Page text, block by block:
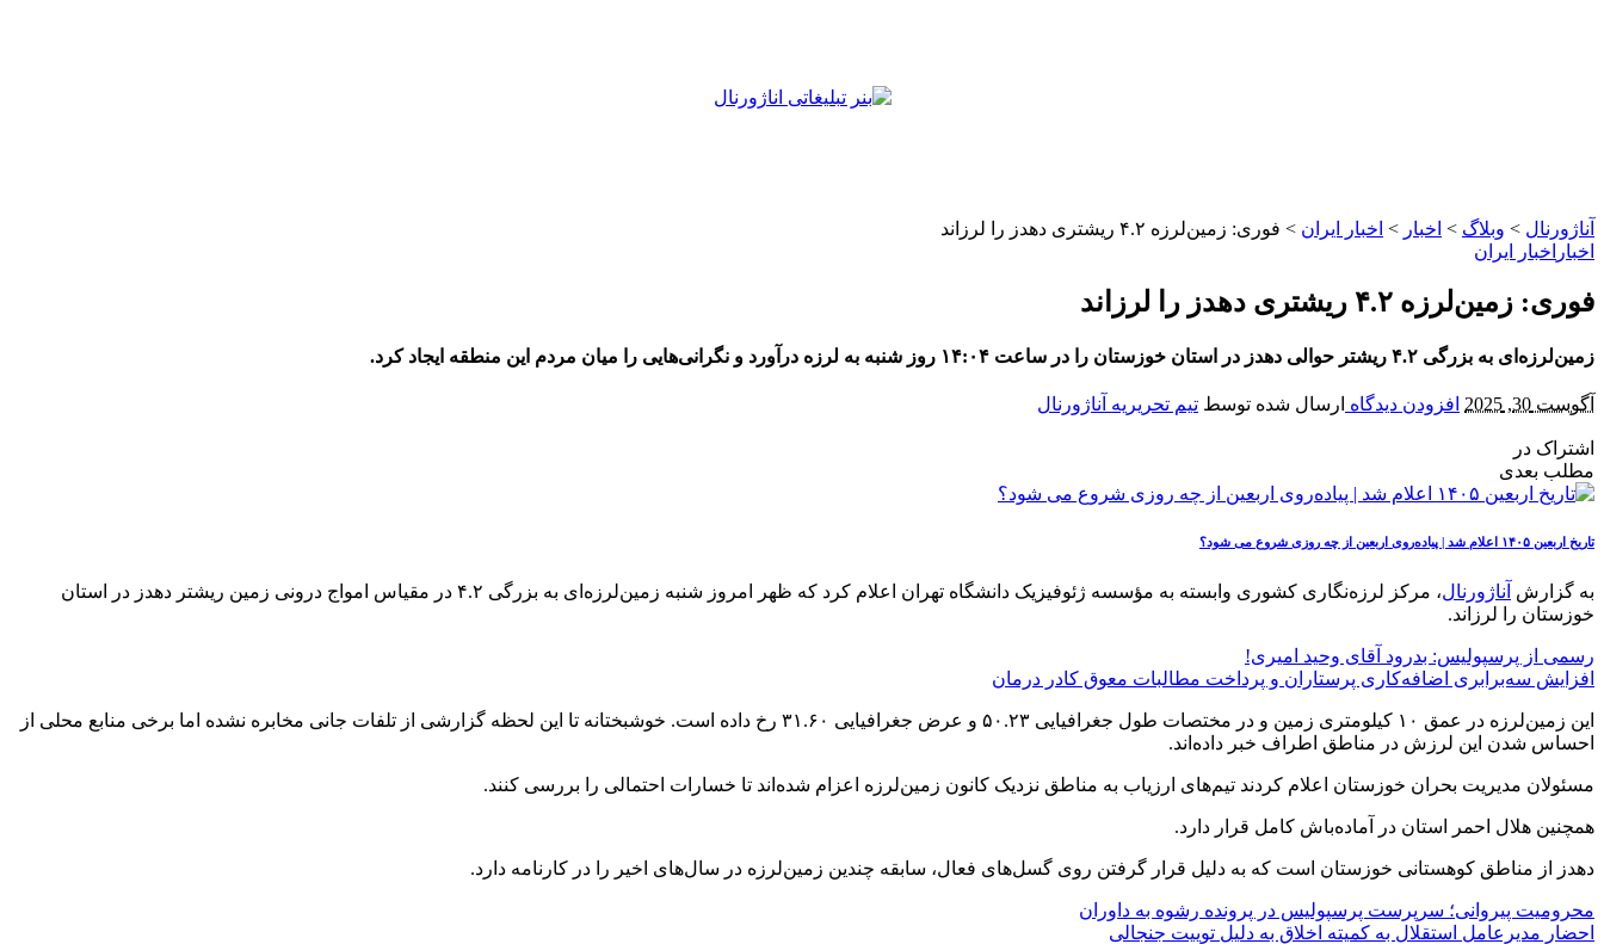
آناژورنال > وبلاگ > اخبار > اخبار ایران > فوری: زمین‌لرزه ۴.۲ ریشتری دهدز را لرزاند
اخبار اخبار ایران
فوری: زمین‌لرزه ۴.۲ ریشتری دهدز را لرزاند
زمین‌لرزه‌ای به بزرگی ۴.۲ ریشتر حوالی دهدز در استان خوزستان را در ساعت ۱۴:۰۴ روز شنبه به لرزه درآورد و نگرانی‌هایی را میان مردم این منطقه ایجاد کرد.
آگوست 30, 2025 افزودن دیدگاه ارسال شده توسط تیم تحریریه آناژورنال
اشتراک در
مطلب بعدی
تاریخ اربعین ۱۴۰۵ اعلام شد | پیاده‌روی اربعین از چه روزی شروع می‌ شود؟
به گزارش آناژورنال
، مرکز لرزه‌نگاری کشوری وابسته به مؤسسه ژئوفیزیک دانشگاه تهران اعلام کرد که ظهر امروز شنبه زمین‌لرزه‌ای به بزرگی ۴.۲ در مقیاس امواج درونی زمین ریشتر دهدز در استان
خوزستان را لرزاند.
رسمی از پرسپولیس: بدرود آقای وحید امیری!
افزایش سه‌برابری اضافه‌کاری پرستاران و پرداخت مطالبات معوق کادر درمان
این زمین‌لرزه در عمق ۱۰ کیلومتری زمین و در مختصات طول جغرافیایی ۵۰.۲۳ و عرض جغرافیایی ۳۱.۶۰ رخ داده است. خوشبختانه تا این لحظه گزارشی از تلفات جانی مخابره نشده اما برخی منابع محلی از
احساس شدن این لرزش در مناطق اطراف خبر داده‌اند.
مسئولان مدیریت بحران خوزستان اعلام کردند تیم‌های ارزیاب به مناطق نزدیک کانون زمین‌لرزه اعزام شده‌اند تا خسارات احتمالی را بررسی کنند.
همچنین هلال احمر استان در آماده‌باش کامل قرار دارد.
دهدز از مناطق کوهستانی خوزستان است که به دلیل قرار گرفتن روی گسل‌های فعال، سابقه چندین زمین‌لرزه در سال‌های اخیر را در کارنامه دارد.
محرومیت پیروانی؛ سرپرست پرسپولیس در پرونده رشوه به داوران
احضار مدیرعامل استقلال به کمیته اخلاق به دلیل توییت جنجالی